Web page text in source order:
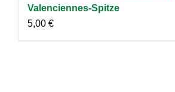
Valenciennes-Spitze
5,00 €